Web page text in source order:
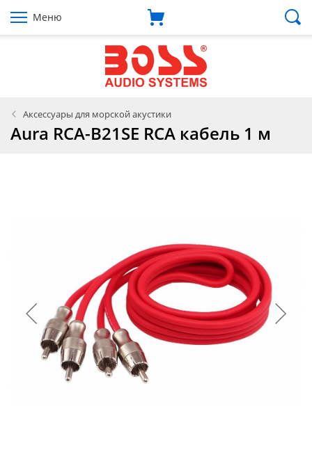
Меню
Аксессуары для морской акустики
Aura RCA-B21SE RCA кабель 1 м